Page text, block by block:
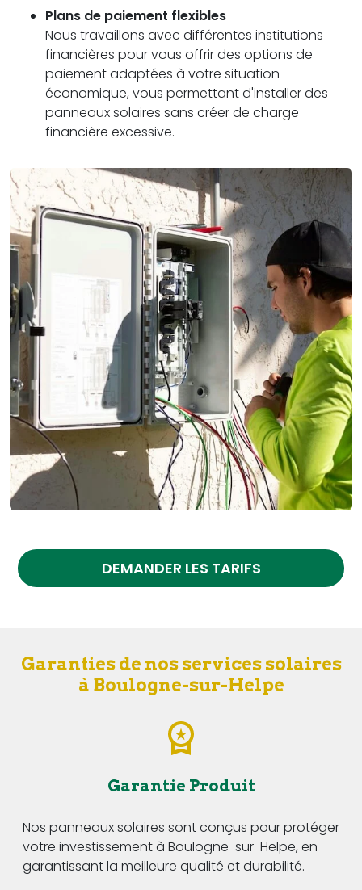
Plans de paiement flexibles
Nous travaillons avec différentes institutions
financières pour vous offrir des options de
paiement adaptées à votre situation
économique, vous permettant d'installer des
panneaux solaires sans créer de charge
financière excessive.
DEMANDER LES TARIFS
Garanties de nos services solaires
à Boulogne-sur-Helpe
Garantie Produit
Nos panneaux solaires sont conçus pour protéger
votre investissement à Boulogne-sur-Helpe, en
garantissant la meilleure qualité et durabilité.